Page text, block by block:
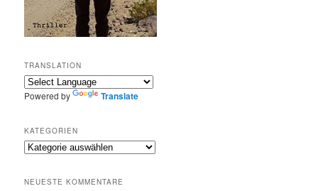
TRANSLATION
Powered by Translate
KATEGORIEN
Kategorien
NEUESTE KOMMENTARE